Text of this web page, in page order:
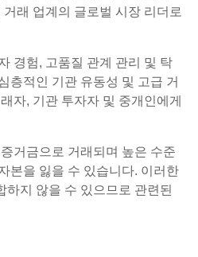
래 업계의 글로벌 시장 리더로
경험, 고품질 관계 관리 및 탁
층적인 기관 유동성 및 고급 거
자, 기관 투자자 및 중개인에게
거금으로 거래되며 높은 수준
본을 잃을 수 있습니다. 이러한
지 않을 수 있으므로 관련된